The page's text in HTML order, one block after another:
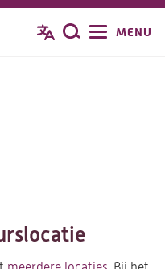
Zoeken
MENU